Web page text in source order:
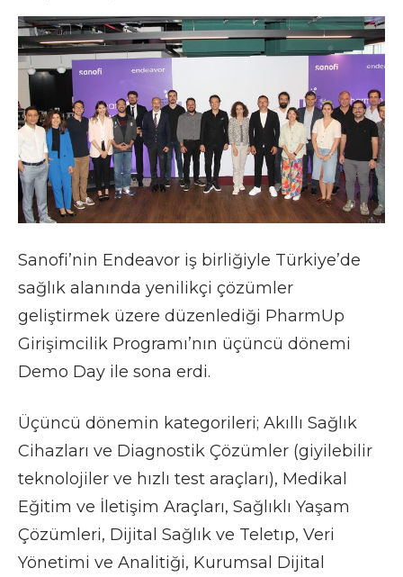
Sanofi’nin Endeavor iş birliğiyle Türkiye’de
sağlık alanında yenilikçi çözümler
geliştirmek üzere düzenlediği PharmUp
Girişimcilik Programı’nın üçüncü dönemi
Demo Day ile sona erdi.
Üçüncü dönemin kategorileri; Akıllı Sağlık
Cihazları ve Diagnostik Çözümler (giyilebilir
teknolojiler ve hızlı test araçları), Medikal
Eğitim ve İletişim Araçları, Sağlıklı Yaşam
Çözümleri, Dijital Sağlık ve Teletıp, Veri
Yönetimi ve Analitiği, Kurumsal Dijital